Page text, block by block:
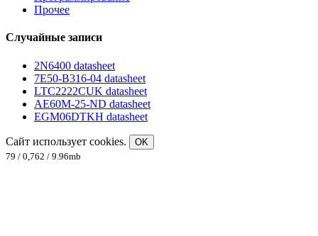
Прочее
Случайные записи
2N6400 datasheet
7E50-B316-04 datasheet
LTC2222CUK datasheet
AE60M-25-ND datasheet
EGM06DTKH datasheet
Сайт использует cookies.
OK
79 / 0,762 / 9.96mb